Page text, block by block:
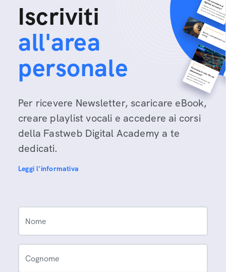
Iscriviti
all'area
personale
Per ricevere Newsletter, scaricare eBook,
creare playlist vocali e accedere ai corsi
della Fastweb Digital Academy a te
dedicati.
Leggi l'informativa
Nome
Cognome